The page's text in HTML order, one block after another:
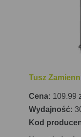
Tusz
Cena: 109.99
Wydajność:
Kod